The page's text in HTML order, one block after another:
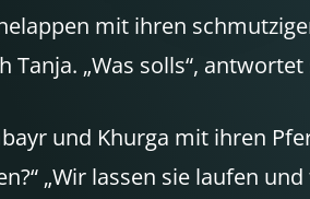
mit ihren
Tanja. „Was solls“,
und Khurga mit ihren
„Wir lassen sie laufen